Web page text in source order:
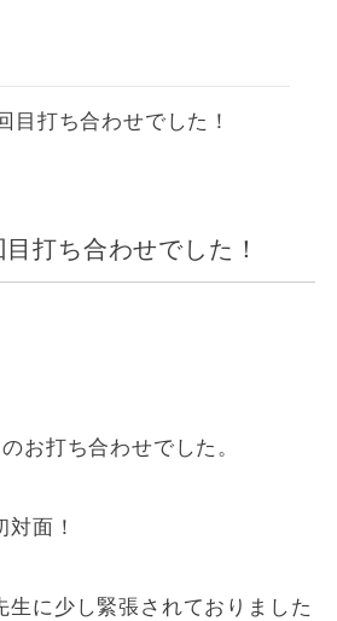
目打ち合わせでした！
打ち合わせでした！
お打ち合わせでした。
面！
生に少し緊張されておりました